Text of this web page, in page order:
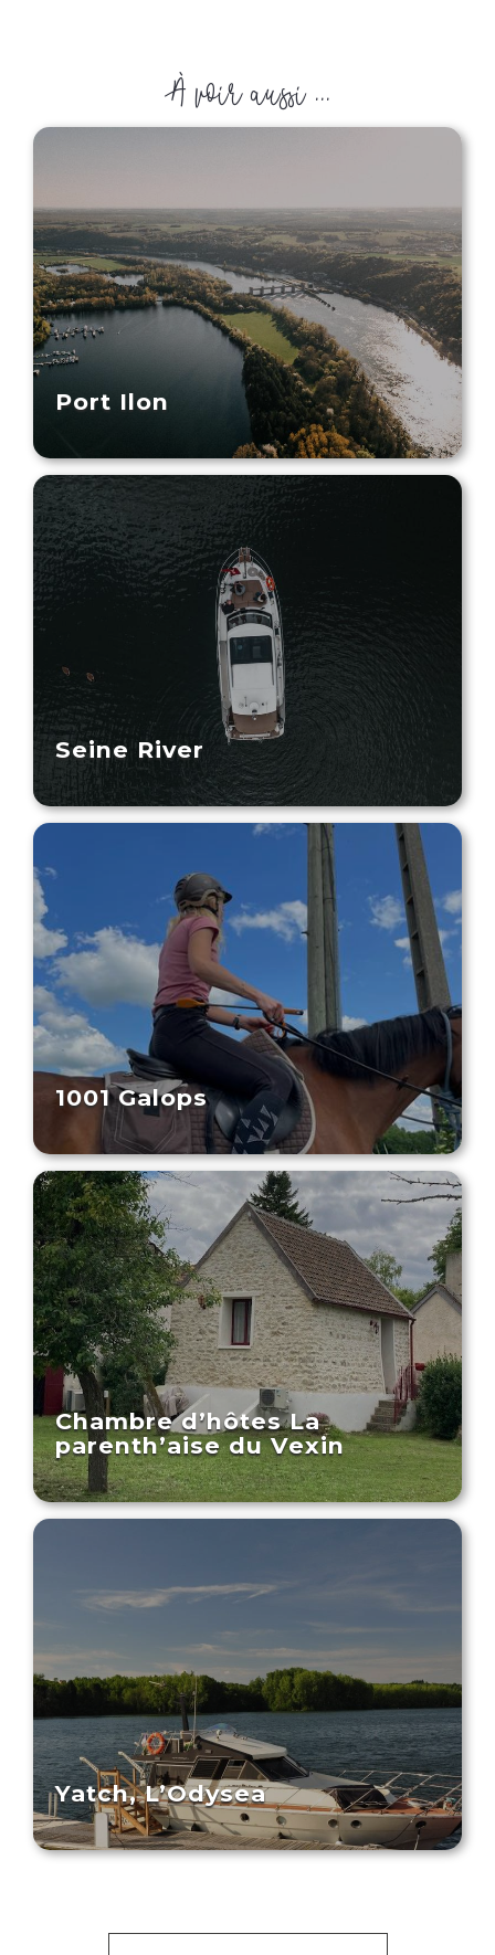
À voir aussi ...
Port Ilon
Seine River
1001 Galops
Chambre d’hôtes La
parenth’aise du Vexin
Yatch, L’Odysea